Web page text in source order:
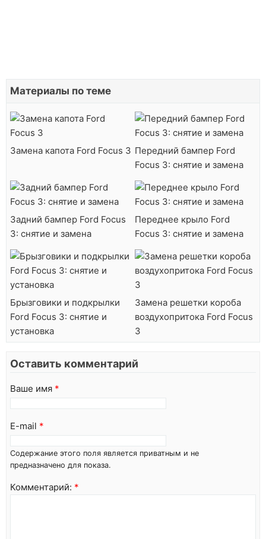
Материалы по теме
Замена капота Ford Focus 3 Передний бампер Ford
Focus 3: снятие и замена
Задний бампер Ford Focus
3: снятие и замена
Переднее крыло Ford
Focus 3: снятие и замена
Брызговики и подкрылки
Ford Focus 3: снятие и
установка
Замена решетки короба
воздухопритока Ford Focus
3
Оставить комментарий
Ваше имя *
E-mail *
Содержание этого поля является приватным и не
предназначено для показа.
Комментарий: *